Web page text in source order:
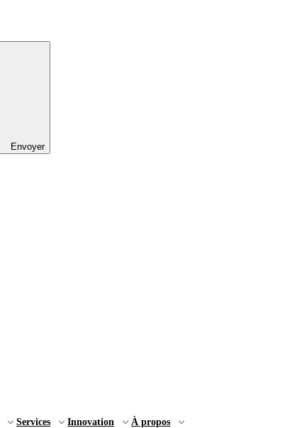
Envoyer
Services Innovation À propos